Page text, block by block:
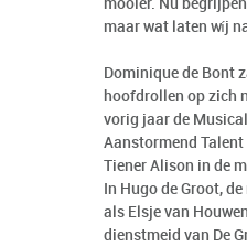
mooier. Nu
maar wat laten wíj
Dominique de Bont
hoofdrollen op zich
vorig jaar de
Aanstormend
Tiener Alison in de
In Hugo de Groot,
als Elsje van
dienstmeid van De